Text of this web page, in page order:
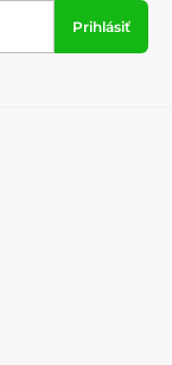
Prihlásiť